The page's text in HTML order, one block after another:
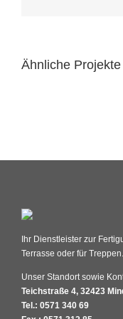
Ähnliche Projekte
Ihr Dienstleister zur
Terrasse oder für Treppen.
Unser Standort sowie
Teichstraße 4, 32423
Tel.: 0571 340 69